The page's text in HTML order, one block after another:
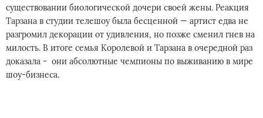
существовании биологической дочери своей жены. Реакция
Тарзана в студии телешоу была бесценной — артист едва не
разгромил декорации от удивления, но позже сменил гнев на
милость. В итоге семья Королевой и Тарзана в очередной раз
доказала - они абсолютные чемпионы по выживанию в мире
шоу-бизнеса.